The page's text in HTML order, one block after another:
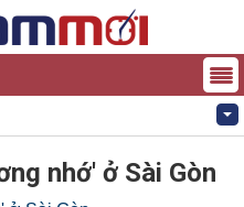
nhớ' ở Sài Gòn